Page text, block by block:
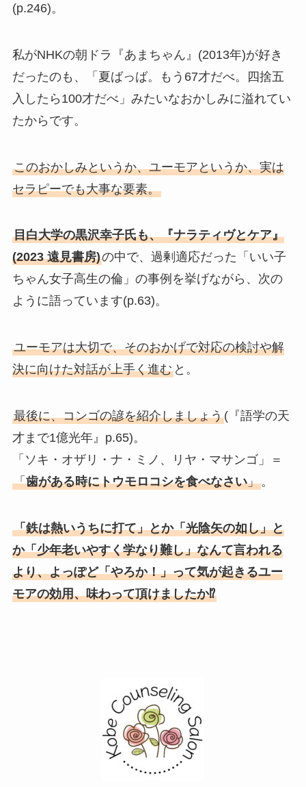
(p.246)。
私がNHKの朝ドラ『あまちゃん』(2013年)が好き
だったのも、「夏ばっば。もう67才だべ。四捨五
入したら100才だべ」みたいなおかしみに溢れてい
たからです。
このおかしみというか、ユーモアというか、実は
セラピーでも大事な要素。
目白大学の黒沢幸子氏も、『ナラティヴとケア』
(2023 遠見書房)の中で、過剰適応だった「いい子
ちゃん女子高生の倫」の事例を挙げながら、次の
ように語っています(p.63)。
ユーモアは大切で、そのおかげで対応の検討や解
決に向けた対話が上手く進むと。
最後に、コンゴの諺を紹介しましょう(『語学の天
才まで1億光年』p.65)。
「ソキ・オザリ・ナ・ミノ、リヤ・マサンゴ」＝
「歯がある時にトウモロコシを食べなさい」。
「鉄は熱いうちに打て」とか「光陰矢の如し」と
か「少年老いやすく学なり難し」なんて言われる
より、よっぽど「やろか！」って気が起きるユー
モアの効用、味わって頂けましたか⁉︎